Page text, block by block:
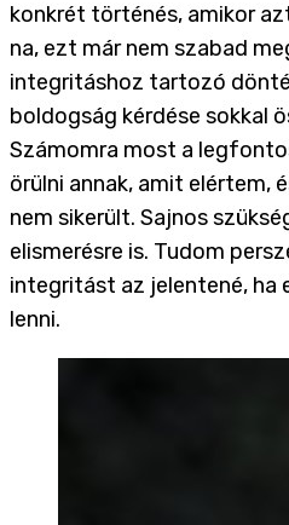
konkrét történés, amikor
na, ezt már nem szabad
integritáshoz tartozó
boldogság kérdése sokkal
Számomra most a
örülni annak, amit elértem,
nem sikerült. Sajnos
elismerésre is. Tudom
integritást az jelentené, ha
lenni.